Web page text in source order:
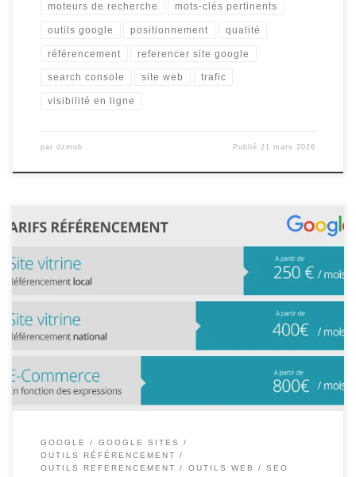
moteurs de recherche mots-clés pertinents
outils google positionnement qualité
référencement referencer site google
search console site web trafic
visibilité en ligne
par dzmob Publié21 mars 2026
Référencement de site web sur Google : Les clés pour améliorer
sa visibilité en ligne Référencement de site web sur Google : Les
clés pour améliorer sa visibilité en ligne Le référencement d’un
site web sur Google est essentiel pour augmenter sa visibilité et
attirer un trafic qualifié. En effet, […]
GOOGLE
GOOGLE SITES
OUTILS RÉFÉRENCEMENT
OUTILS REFERENCEMENT
OUTILS WEB SEO